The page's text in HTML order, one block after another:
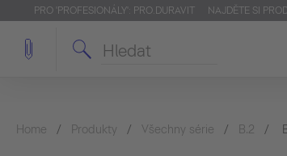
PRO 'PROFESIONÁLY': PRO.DURAVIT NAJDĚTE SI
Home Produkty Všechny série B.2